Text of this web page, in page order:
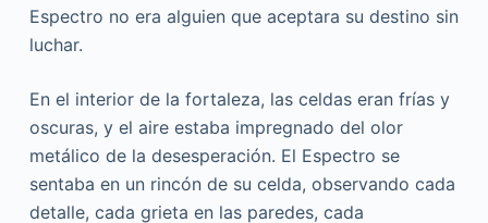
Espectro no era alguien que aceptara su destino sin
luchar.
En el interior de la fortaleza, las celdas eran frías y
oscuras, y el aire estaba impregnado del olor
metálico de la desesperación. El Espectro se
sentaba en un rincón de su celda, observando cada
detalle, cada grieta en las paredes, cada